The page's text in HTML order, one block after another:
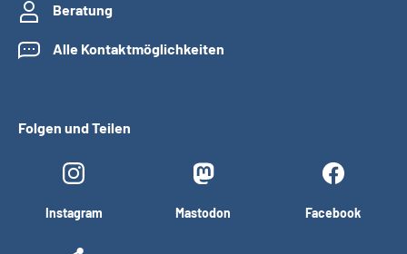
Beratung
Alle Kontaktmöglichkeiten
Folgen und Teilen
Instagram Mastodon Facebook